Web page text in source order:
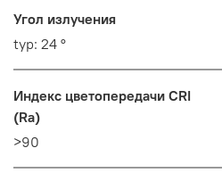
Угол излучения
typ: 24 °
Индекс цветопередачи CRI
(Ra)
>90